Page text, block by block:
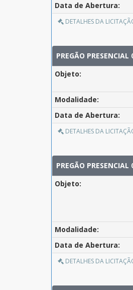
Data de Abertura:
DETALHES DA
PREGÃO
Objeto:
Modalidade:
Data de Abertura:
DETALHES DA
PREGÃO
Objeto:
Modalidade:
Data de Abertura:
DETALHES DA